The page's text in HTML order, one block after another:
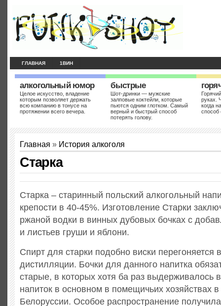
ГЛАВНАЯ 1ВИН
алкогольный юмор
Целое искусство, владение
которым позволяет держать
всю компанию в тонусе на
протяжении всего вечера.
быстрые
Шот-дринки — мужские
залповые коктейли, которые
пьются одним глотком. Самый
верный и быстрый способ
потерять голову.
руках.
когда
способ
Главная » История алкоголя
Старка
Старка – старинный польский алкогольный
крепости в 40-45%. Изготовление Старки
ржаной водки в винных дубовых бочках с
и листьев груши и яблони.
Спирт для cтарки подобно виски перегоняется
дистилляции. Бочки для данного напитка
старые, в которых хотя ба раз выдерживалось
напиток в основном в помещичьих хозяйствах
Белоруссии. Особое распространение